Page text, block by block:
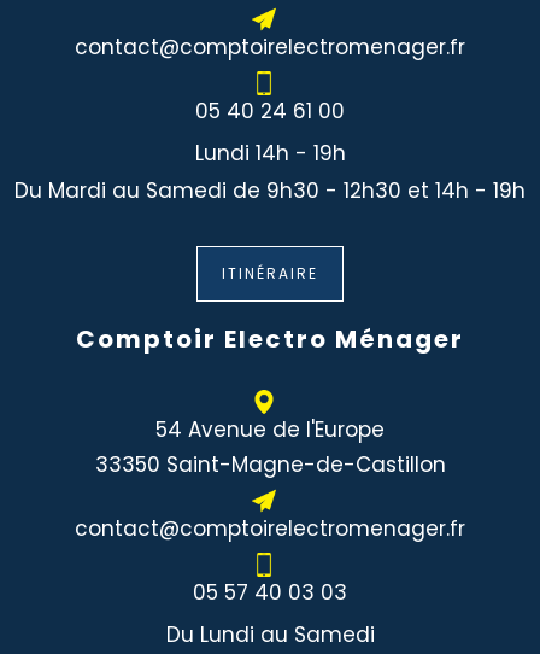
contact@comptoirelectromenager.fr
05 40 24 61 00
Lundi 14h - 19h
Du Mardi au Samedi de 9h30 - 12h30 et 14h - 19h
ITINÉRAIRE
Comptoir Electro Ménager
54 Avenue de l'Europe
33350 Saint-Magne-de-Castillon
contact@comptoirelectromenager.fr
05 57 40 03 03
Du Lundi au Samedi